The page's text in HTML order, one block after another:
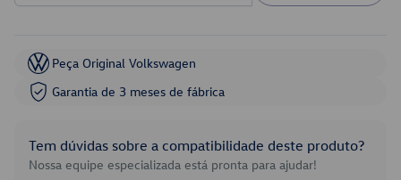
Peça Original Volkswagen
Garantia de 3 meses de fábrica
Tem dúvidas sobre a compatibilidade deste produto?
Nossa equipe especializada está pronta para ajudar!